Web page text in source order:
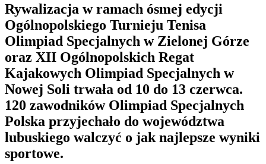
Rywalizacja w ramach ósmej edycji
Ogólnopolskiego Turnieju Tenisa
Olimpiad Specjalnych w Zielonej Górze
oraz XII Ogólnopolskich Regat
Kajakowych Olimpiad Specjalnych w
Nowej Soli trwała od 10 do 13 czerwca.
120 zawodników Olimpiad Specjalnych
Polska przyjechało do województwa
lubuskiego walczyć o jak najlepsze wyniki
sportowe.